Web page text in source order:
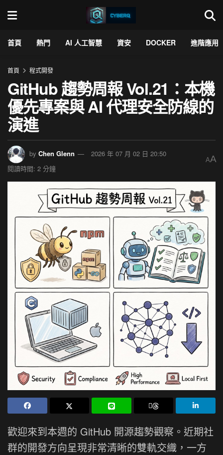
首頁 熱門 AI 人工智慧 資安 DOCKER 進階應用
首頁 程式開發
GitHub 趨勢周報 Vol.21：本機
優先專案與 AI 代理安全防線的
演進
by Chen Glenn
2026 年 07 月 02 日 20:50
閱讀時間: 2 分鐘
AA
歡迎來到本週的 GitHub 開源趨勢觀察。近期社
群的開發方向呈現非常清晰的雙軌交織，一方